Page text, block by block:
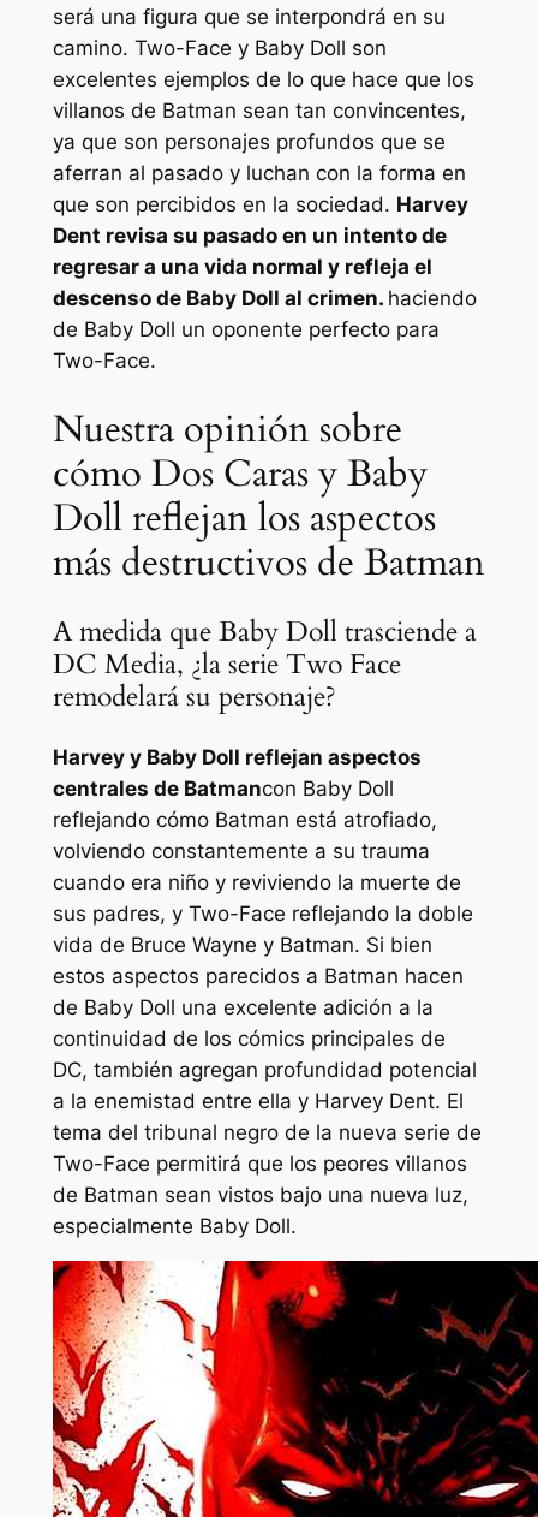
será una figura que se interpondrá en su
camino. Two-Face y Baby Doll son
excelentes ejemplos de lo que hace que los
villanos de Batman sean tan convincentes,
ya que son personajes profundos que se
aferran al pasado y luchan con la forma en
que son percibidos en la sociedad. Harvey
Dent revisa su pasado en un intento de
regresar a una vida normal y refleja el
descenso de Baby Doll al crimen. haciendo
de Baby Doll un oponente perfecto para
Two-Face.
Nuestra opinión sobre
cómo Dos Caras y Baby
Doll reflejan los aspectos
más destructivos de Batman
A medida que Baby Doll trasciende a
DC Media, ¿la serie Two Face
remodelará su personaje?
Harvey y Baby Doll reflejan aspectos
centrales de Batmancon Baby Doll
reflejando cómo Batman está atrofiado,
volviendo constantemente a su trauma
cuando era niño y reviviendo la muerte de
sus padres, y Two-Face reflejando la doble
vida de Bruce Wayne y Batman. Si bien
estos aspectos parecidos a Batman hacen
de Baby Doll una excelente adición a la
continuidad de los cómics principales de
DC, también agregan profundidad potencial
a la enemistad entre ella y Harvey Dent. El
tema del tribunal negro de la nueva serie de
Two-Face permitirá que los peores villanos
de Batman sean vistos bajo una nueva luz,
especialmente Baby Doll.